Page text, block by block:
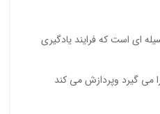
ای است که فرایند یادگیری
را می گیرد وپردازش می کند